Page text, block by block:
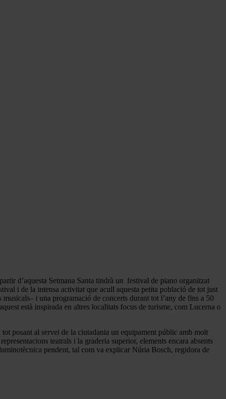
d’aquesta Setmana Santa tindrà un festival de piano organitzat
i de la intensa activitat que acull aquesta petita població de tot just
i una programació de concerts durant tot l’any de fins a 50
està inspirada en altres localitats focus de turisme, com Lucerna o
posant al servei de la ciutadania un equipament públic amb molt
teatrals i la graderia superior, elements encara absents
pendent, tal com va explicar Núria Bosch, regidora de